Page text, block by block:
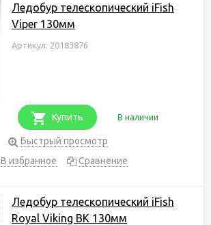
Ледобур телескопический iFish
Viper 130мм
Артикул: 20183876
Купить В наличии
Быстрый просмотр
В избранное
Сравнение
Ледобур телескопический iFish
Royal Viking BK 130мм